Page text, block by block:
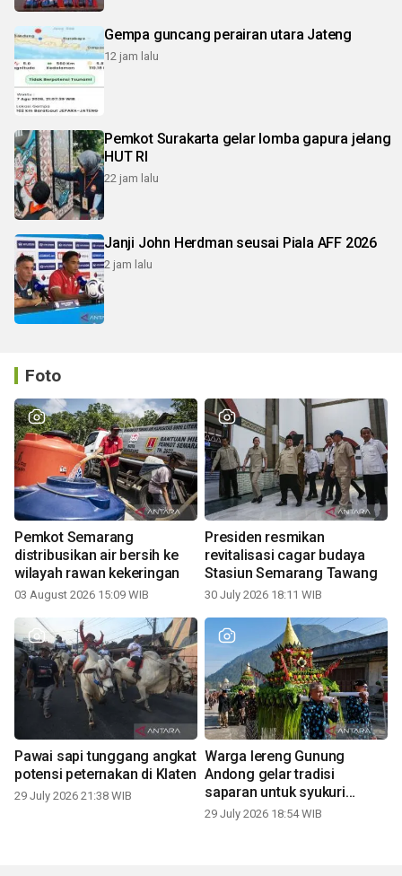
Gempa guncang perairan utara Jateng
12 jam lalu
Pemkot Surakarta gelar lomba gapura jelang
HUT RI
22 jam lalu
Janji John Herdman seusai Piala AFF 2026
2 jam lalu
Foto
Pemkot Semarang
distribusikan air bersih ke
wilayah rawan kekeringan
03 August 2026 15:09 WIB
Presiden resmikan
revitalisasi cagar budaya
Stasiun Semarang Tawang
30 July 2026 18:11 WIB
Pawai sapi tunggang angkat
potensi peternakan di Klaten
29 July 2026 21:38 WIB
Warga lereng Gunung
Andong gelar tradisi
saparan untuk syukuri
panen
29 July 2026 18:54 WIB